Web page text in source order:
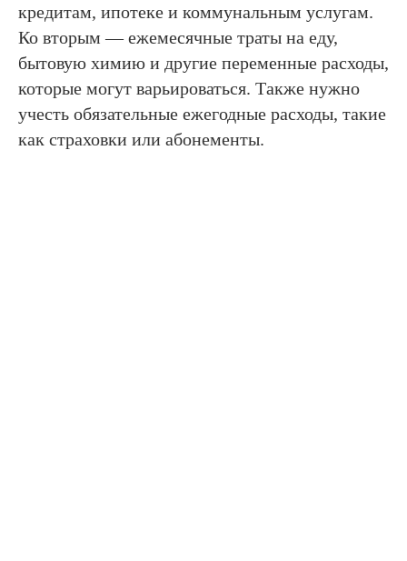
кредитам, ипотеке и коммунальным услугам.
Ко вторым — ежемесячные траты на еду,
бытовую химию и другие переменные расходы,
которые могут варьироваться. Также нужно
учесть обязательные ежегодные расходы, такие
как страховки или абонементы.